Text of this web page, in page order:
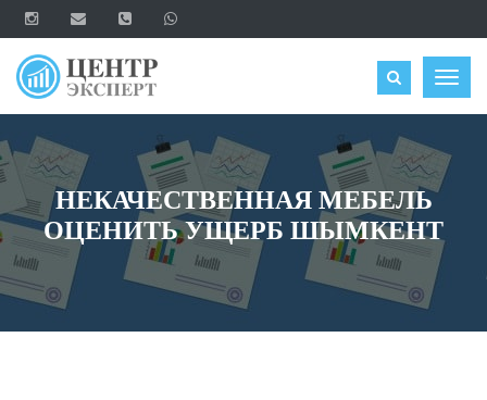
ОЦЕНИТЬ
НЕКАЧЕСТВЕННАЯ МЕБЕЛЬ
ОЦЕНИТЬ УЩЕРБ ШЫМКЕНТ